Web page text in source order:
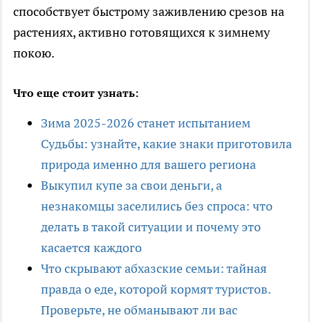
способствует быстрому заживлению срезов на
растениях, активно готовящихся к зимнему
покою.
Что еще стоит узнать:
Зима 2025-2026 станет испытанием
Судьбы: узнайте, какие знаки приготовила
природа именно для вашего региона
Выкупил купе за свои деньги, а
незнакомцы заселились без спроса: что
делать в такой ситуации и почему это
касается каждого
Что скрывают абхазские семьи: тайная
правда о еде, которой кормят туристов.
Проверьте, не обманывают ли вас